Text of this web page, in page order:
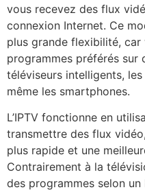
vous recevez des flux
connexion Internet. Ce
plus grande flexibilité,
programmes préférés sur
téléviseurs intelligents,
même les smartphones.
L’IPTV fonctionne en
transmettre des flux
plus rapide et une
Contrairement à la
des programmes selon un